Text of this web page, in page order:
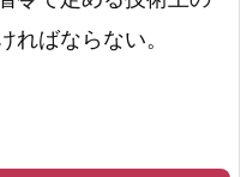
ばならない。